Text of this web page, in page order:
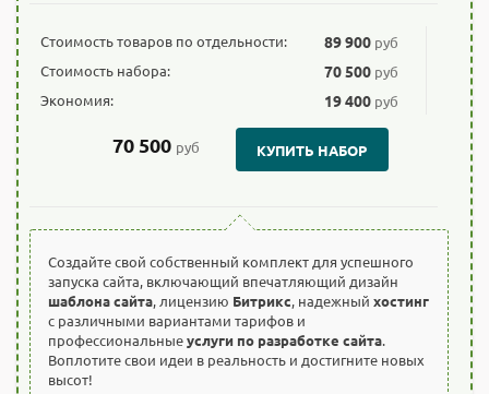
Стоимость товаров по отдельности: 89 900 руб
Стоимость набора:
70 500 руб
Экономия:
19 400 руб
70 500 руб КУПИТЬ НАБОР
Создайте свой собственный комплект для успешного
запуска сайта, включающий впечатляющий дизайн
шаблона сайта, лицензию Битрикс, надежный хостинг
с различными вариантами тарифов и
профессиональныеуслуги по разработке сайта.
Воплотите свои идеи в реальность и достигните новых
высот!